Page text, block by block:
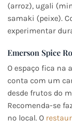
(arroz), ugali
samaki (peixe).
experimentar
Emerson Spice
O espaço fica na
conta com um
desde frutos do
Recomenda-se
no local. O